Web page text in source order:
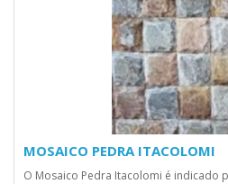
MOSAICO PEDRA ITACOLOMI
O Mosaico Pedra Itacolomi é indicado